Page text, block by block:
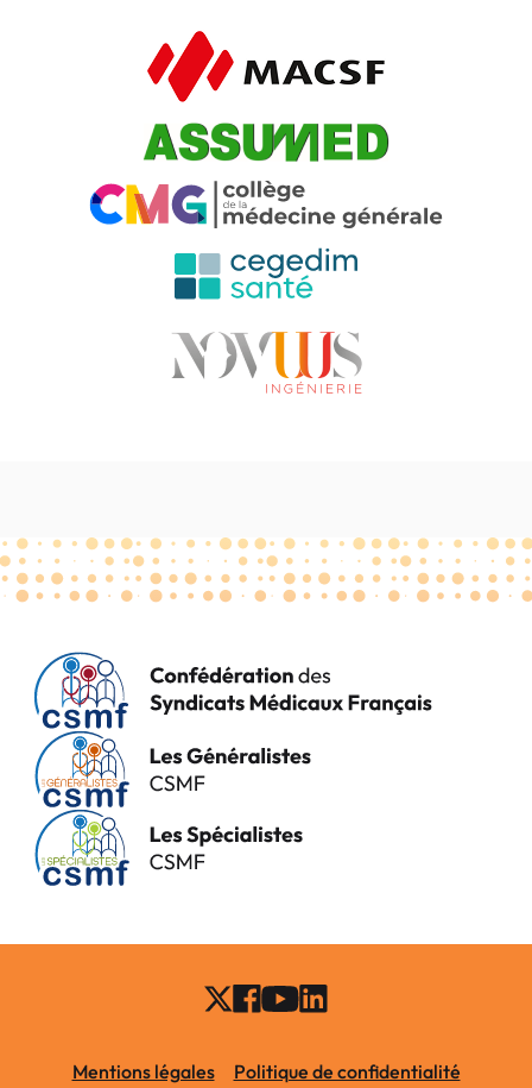
Mentions légales Politique de confidentialité